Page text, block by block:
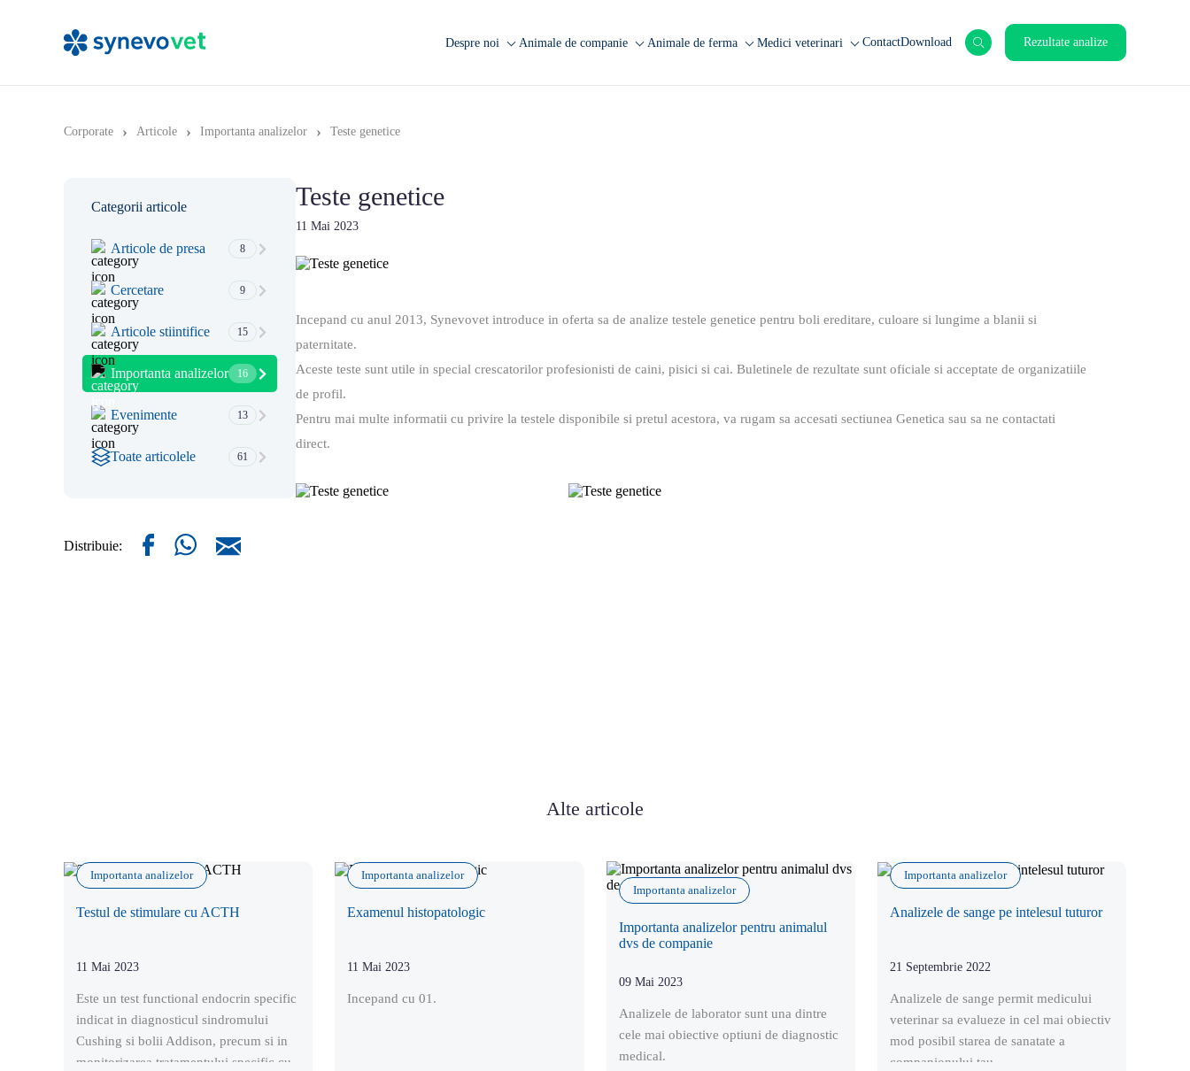
Despre noi Animale de companie Animale de ferma Medici veterinari ContactDownload Rezultate analize
Corporate › Articole › Importanta analizelor › Teste genetice
Categorii articole
Articole de presa 8
Cercetare 9
Articole stiintifice 15
Importanta analizelor 16
Evenimente 13
Toate articolele 61
Distribuie:
Teste genetice
11 Mai 2023
Incepand cu anul 2013, Synevovet introduce in oferta sa de analize testele genetice pentru boli ereditare, culoare si lungime a blanii si
paternitate.
Aceste teste sunt utile in special crescatorilor profesionisti de caini, pisici si cai. Buletinele de rezultate sunt oficiale si acceptate de organizatiile
de profil.
Pentru mai multe informatii cu privire la testele disponibile si pretul acestora, va rugam sa accesati sectiunea Genetica sau sa ne contactati
direct.
Alte articole
Importanta analizelor
Testul de stimulare cu ACTH
11 Mai 2023
Este un test functional endocrin specific
indicat in diagnosticul sindromului
Cushing si bolii Addison, precum si in
monitorizarea tratamentului specific cu
Importanta analizelor
Examenul histopatologic
11 Mai 2023
Incepand cu 01.
Importanta analizelor
Importanta analizelor pentru animalul
dvs de companie
09 Mai 2023
Analizele de laborator sunt una dintre
cele mai obiective optiuni de diagnostic
medical.
Importanta analizelor
Analizele de sange pe intelesul tuturor
21 Septembrie 2022
Analizele de sange permit medicului
veterinar sa evalueze in cel mai obiectiv
mod posibil starea de sanatate a
companionului tau.